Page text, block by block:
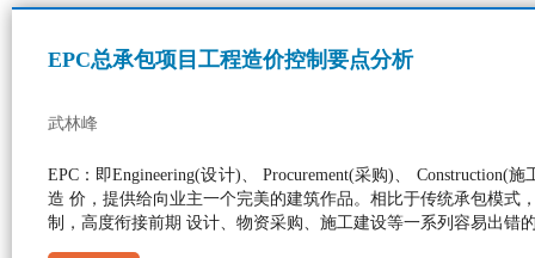
EPC总承包项目工程造价控制要点分析
武林峰
EPC：即Engineering(设计)、 Procurement(采购)、
造 价，提供给向业主一个完美的建筑作品。相比于传统承包模式
制，高度衔接前期 设计、物资采购、施工建设等一系列容易出错